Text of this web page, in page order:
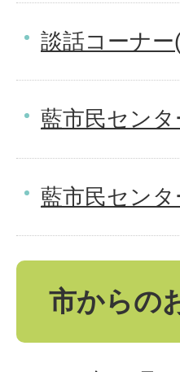
談話コーナ
藍市民セン
藍市民セン
市からの